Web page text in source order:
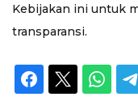
Kebijakan ini untuk
transparansi.